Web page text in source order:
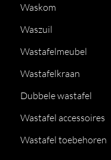
Waskom
Waszuil
Wastafelmeubel
Wastafelkraan
Dubbele wastafel
Wastafel accessoires
Wastafel toebehoren